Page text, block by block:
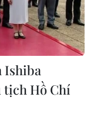
Ishiba
tịch Hồ Chí